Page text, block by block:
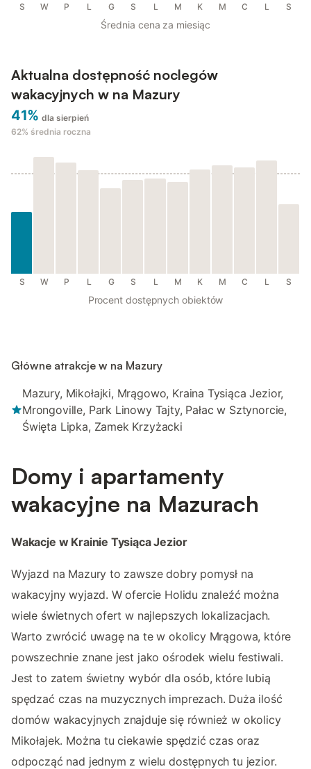
S W P L G S L M K M C L S
Średnia cena za miesiąc
Aktualna dostępność noclegów
wakacyjnych w na Mazury
41% dla sierpień
62% średnia roczna
S W P L G S L M K M C L S
Procent dostępnych obiektów
Główne atrakcje w na Mazury
Mazury, Mikołajki, Mrągowo, Kraina Tysiąca Jezior,
Mrongoville, Park Linowy Tajty, Pałac w Sztynorcie,
Święta Lipka, Zamek Krzyżacki
Domy i apartamenty
wakacyjne na Mazurach
Wakacje w Krainie Tysiąca Jezior
Wyjazd na Mazury to zawsze dobry pomysł na
wakacyjny wyjazd. W ofercie Holidu znaleźć można
wiele świetnych ofert w najlepszych lokalizacjach.
Warto zwrócić uwagę na te w okolicy Mrągowa, które
powszechnie znane jest jako ośrodek wielu festiwali.
Jest to zatem świetny wybór dla osób, które lubią
spędzać czas na muzycznych imprezach. Duża ilość
domów wakacyjnych znajduje się również w okolicy
Mikołajek. Można tu ciekawie spędzić czas oraz
odpocząć nad jednym z wielu dostępnych tu jezior.